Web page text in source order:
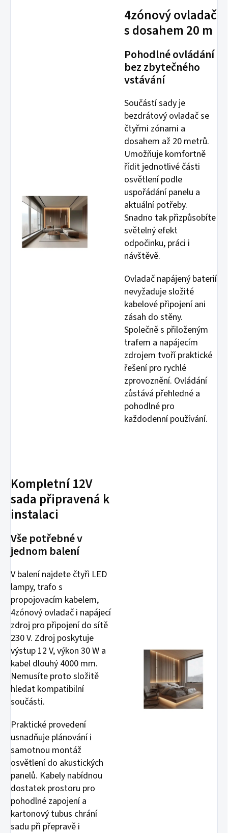
4zónový ovladač
s dosahem 20 m
Pohodlné ovládání
bez zbytečného
vstávání
Součástí sady je
bezdrátový ovladač se
čtyřmi zónami a
dosahem až 20 metrů.
Umožňuje komfortně
řídit jednotlivé části
osvětlení podle
uspořádání panelu a
aktuální potřeby.
Snadno tak přizpůsobíte
světelný efekt
odpočinku, práci i
návštěvě.
Ovladač napájený baterií
nevyžaduje složité
kabelové připojení ani
zásah do stěny.
Společně s přiloženým
trafem a napájecím
zdrojem tvoří praktické
řešení pro rychlé
zprovoznění. Ovládání
zůstává přehledné a
pohodlné pro
každodenní používání.
Kompletní 12V
sada připravená k
instalaci
Vše potřebné v
jednom balení
V balení najdete čtyři LED
lampy, trafo s
propojovacím kabelem,
4zónový ovladač i napájecí
zdroj pro připojení do sítě
230 V. Zdroj poskytuje
výstup 12 V, výkon 30 W a
kabel dlouhý 4000 mm.
Nemusíte proto složitě
hledat kompatibilní
součásti.
Praktické provedení
usnadňuje plánování i
samotnou montáž
osvětlení do akustických
panelů. Kabely nabídnou
dostatek prostoru pro
pohodlné zapojení a
kartonový tubus chrání
sadu při přepravě i